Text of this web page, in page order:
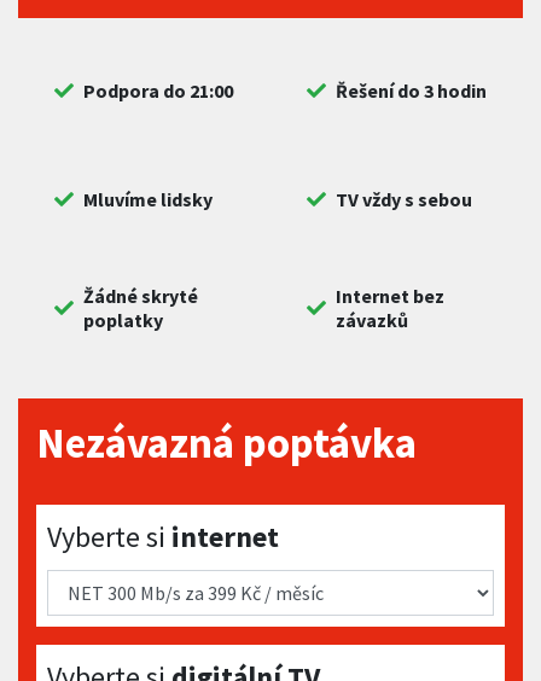
Podpora do 21:00 Řešení do 3 hodin
Mluvíme lidsky TV vždy s sebou
Žádné skryté
poplatky
Internet bez
závazků
Nezávazná poptávka
Vyberte si internet
Vyberte si internet
Vyberte si digitální TV